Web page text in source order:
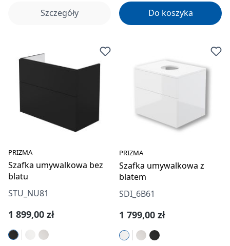
Szczegóły Do koszyka
PRIZMA
Szafka umywalkowa bez
blatu
STU_NU81
Cena regularna:
1 899,00 zł
PRIZMA
Szafka umywalkowa z
blatem
SDI_6B61
Cena regularna:
1 799,00 zł